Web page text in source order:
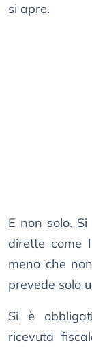
si apre.
E non solo.
dirette come
meno che
prevede solo
Si è
ricevuta